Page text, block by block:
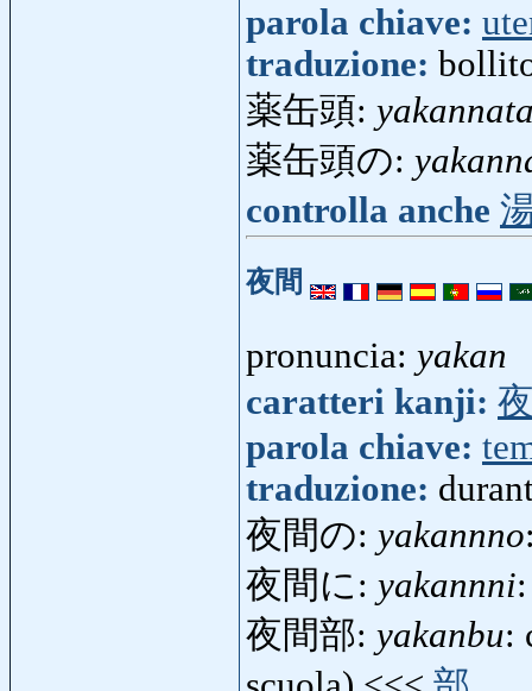
parola chiave:
traduzione:
薬缶頭:
薬缶頭の:
controlla anche
夜間
pronuncia: yakan
caratteri kanji:
parola chiave:
traduzione:
夜間の: yakannno
夜間に: yakannni
夜間部: yakanbu: